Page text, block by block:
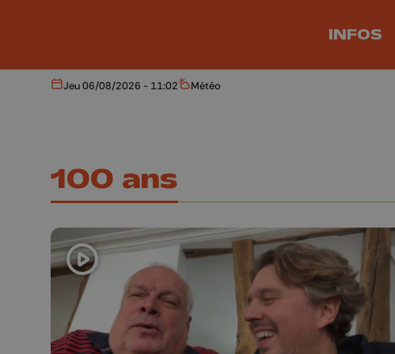
INFOS
Aujourd'hui
Jeu 06/08/2026 - 11:02 Météo
Météo
100 ans